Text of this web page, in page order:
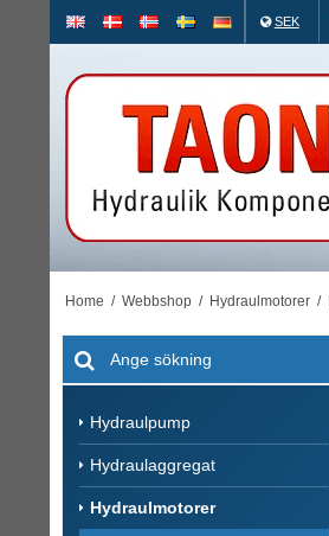
SEK
Home / Webbshop / Hydraulmotorer /
Hydraulpump
Hydraulaggregat
Hydraulmotorer